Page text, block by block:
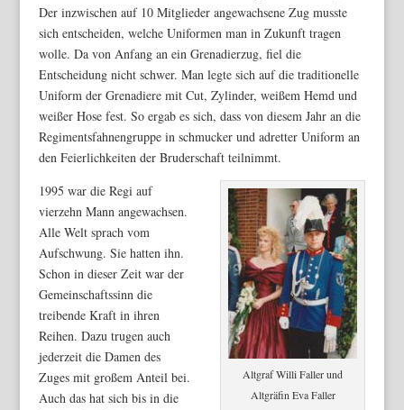
Der inzwischen auf 10 Mitglieder angewachsene Zug musste
sich entscheiden, welche Uniformen man in Zukunft tragen
wolle. Da von Anfang an ein Grenadierzug, fiel die
Entscheidung nicht schwer. Man legte sich auf die traditionelle
Uniform der Grenadiere mit Cut, Zylinder, weißem Hemd und
weißer Hose fest. So ergab es sich, dass von diesem Jahr an die
Regimentsfahnengruppe in schmucker und adretter Uniform an
den Feierlichkeiten der Bruderschaft teilnimmt.
Altgraf Willi Faller und
Altgräfin Eva Faller
1995 war die Regi auf
vierzehn Mann angewachsen.
Alle Welt sprach vom
Aufschwung. Sie hatten ihn.
Schon in dieser Zeit war der
Gemeinschaftssinn die
treibende Kraft in ihren
Reihen. Dazu trugen auch
jederzeit die Damen des
Zuges mit großem Anteil bei.
Auch das hat sich bis in die